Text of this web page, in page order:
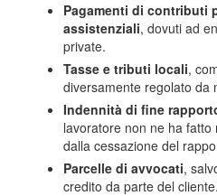
Pagamenti di contributi
assistenziali, dovuti ad
private.
Tasse e tributi locali,
diversamente regolato da
Indennità di fine
lavoratore non ne ha
dalla cessazione del
Parcelle di avvocati,
credito da parte del cliente.